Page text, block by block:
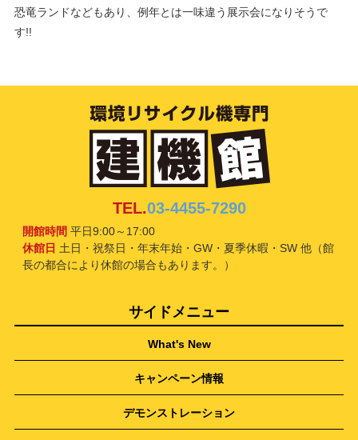
恐竜ランドなどもあり、例年とは一味違う展示会になりそうで
す!!
TEL.03-4455-7290
開館時間 平日9:00～17:00
休館日 土日・祝祭日・年末年始・GW・夏季休暇・SW 他（館
長の都合により休館の場合もあります。）
サイドメニュー
What's New
キャンペーン情報
デモンストレーション